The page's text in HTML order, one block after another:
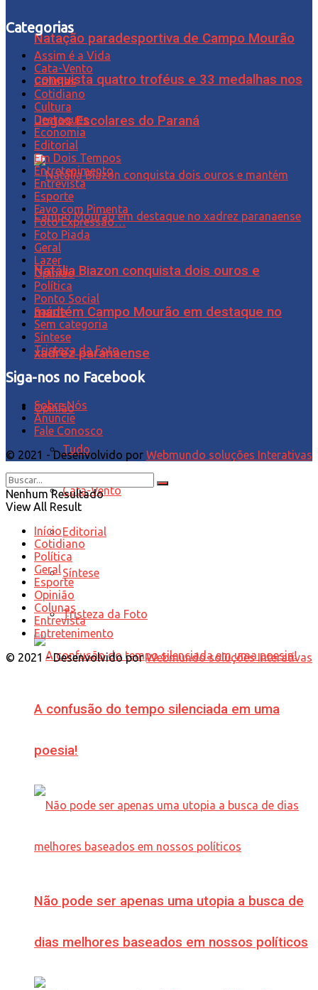
Natação paradesportiva de Campo Mourão
conquista quatro troféus e 33 medalhas nos
Jogos Escolares do Paraná
Natália Biazon conquista dois ouros e
mantém Campo Mourão em destaque no
xadrez paranaense
Opinião
Tudo
Cata-Vento
Editorial
Síntese
Tristeza da Foto
A confusão do tempo silenciada em uma
poesia!
Não pode ser apenas uma utopia a busca de
dias melhores baseados em nossos políticos
Categorias
Assim é a Vida
Cata-Vento
Colunas
Cotidiano
Cultura
Destaques
Economia
Editorial
Em Dois Tempos
Entretenimento
Entrevista
Esporte
Favo com Pimenta
Foto Expressão…
Foto Piada
Geral
Lazer
Opinião
Política
Ponto Social
Saúde
Sem categoria
Síntese
Tristeza da Foto
Siga-nos no Facebook
Sobre Nós
Anuncie
Fale Conosco
© 2021 - Desenvolvido por Webmundo soluções Interativas
Nenhum Resultado
View All Result
Início
Cotidiano
Política
Geral
Esporte
Opinião
Colunas
Entrevista
Entretenimento
© 2021 - Desenvolvido porWebmundo soluções Interativas